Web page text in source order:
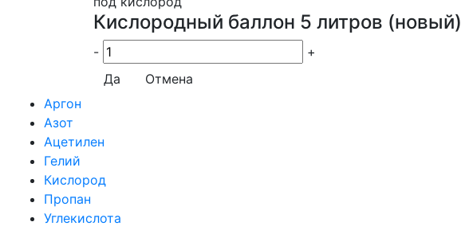
Кислородный баллон 5 литров (новый)
-
+
Да
Отмена
Аргон
Азот
Ацетилен
Гелий
Кислород
Пропан
Углекислота